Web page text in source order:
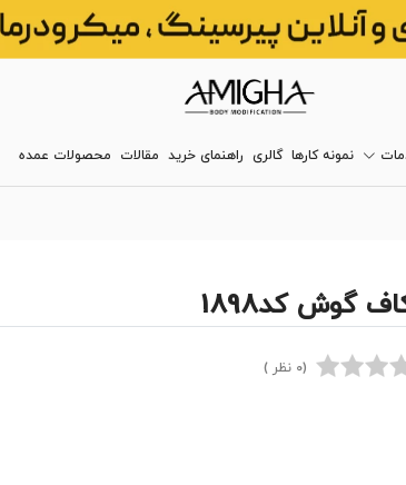
نمونه کارها گالری راهنمای خرید مقالات محصولات عمده
گوش کد1898
(0 نظر )